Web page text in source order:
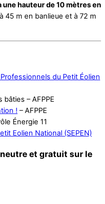
hauteur de 10 mètres en
45 m en banlieue et à 72 m
du Petit Éolien
– AFPPE
! – AFPPE
Énergie 11
Eolien National (SEPEN)
et gratuit sur le